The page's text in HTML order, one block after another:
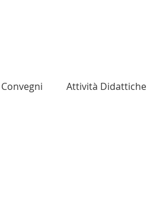
Convegni Attività Didattiche